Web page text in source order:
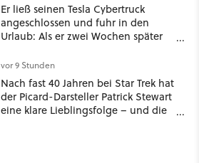
Er ließ seinen Tesla Cybertruck
angeschlossen und fuhr in den
Urlaub: Als er zwei Wochen später
mehr an [Best of GameStar]
vor 9 Stunden
Nach fast 40 Jahren bei Star Trek hat
der Picard-Darsteller Patrick Stewart
eine klare Lieblingsfolge – und die